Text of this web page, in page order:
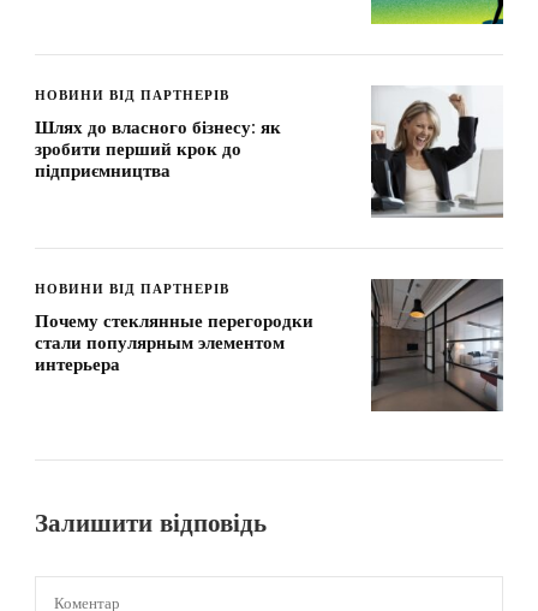
НОВИНИ ВІД ПАРТНЕРІВ
Шлях до власного бізнесу: як
зробити перший крок до
підприємництва
НОВИНИ ВІД ПАРТНЕРІВ
Почему стеклянные перегородки
стали популярным элементом
интерьера
Залишити відповідь